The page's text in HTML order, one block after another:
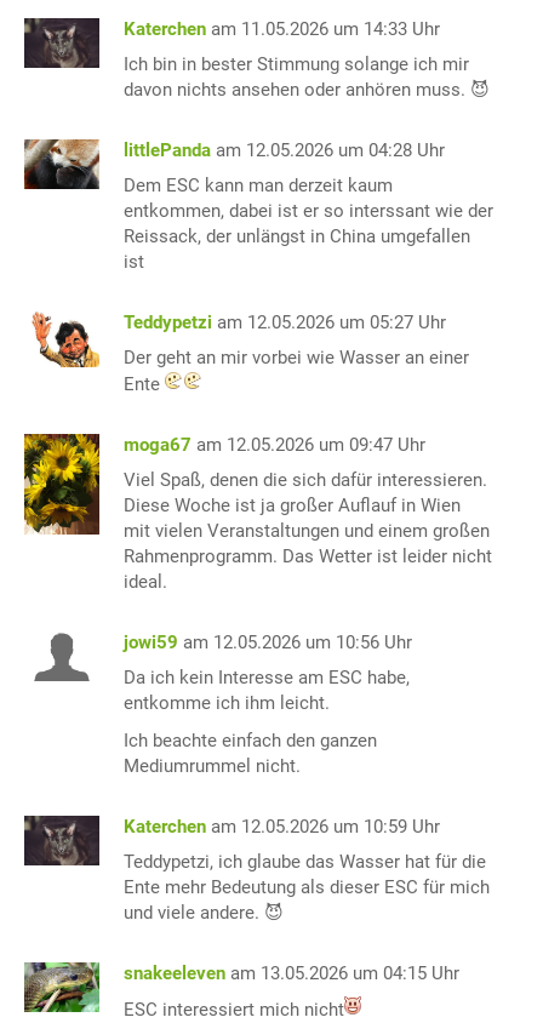
Katerchen am 11.05.2026 um 14:33 Uhr
Ich bin in bester Stimmung solange ich mir
davon nichts ansehen oder anhören muss. 😈
littlePanda am 12.05.2026 um 04:28 Uhr
Dem ESC kann man derzeit kaum
entkommen, dabei ist er so interssant wie der
Reissack, der unlängst in China umgefallen
ist
Teddypetzi am 12.05.2026 um 05:27 Uhr
Der geht an mir vorbei wie Wasser an einer
Ente
moga67 am 12.05.2026 um 09:47 Uhr
Viel Spaß, denen die sich dafür interessieren.
Diese Woche ist ja großer Auflauf in Wien
mit vielen Veranstaltungen und einem großen
Rahmenprogramm. Das Wetter ist leider nicht
ideal.
jowi59 am 12.05.2026 um 10:56 Uhr
Da ich kein Interesse am ESC habe,
entkomme ich ihm leicht.
Ich beachte einfach den ganzen
Mediumrummel nicht.
Katerchen am 12.05.2026 um 10:59 Uhr
Teddypetzi, ich glaube das Wasser hat für die
Ente mehr Bedeutung als dieser ESC für mich
und viele andere. 😈
snakeeleven am 13.05.2026 um 04:15 Uhr
ESC interessiert mich nicht